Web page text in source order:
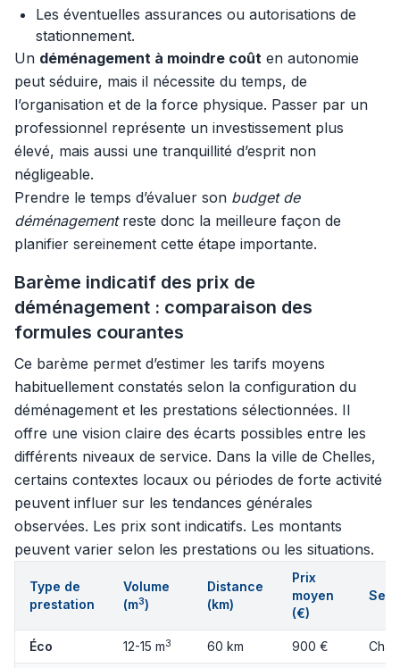
Les éventuelles assurances ou autorisations de
stationnement.
Un déménagement à moindre coût en autonomie
peut séduire, mais il nécessite du temps, de
l’organisation et de la force physique. Passer par un
professionnel représente un investissement plus
élevé, mais aussi une tranquillité d’esprit non
négligeable.
Prendre le temps d’évaluer son budget de
déménagementreste donc la meilleure façon de
planifier sereinement cette étape importante.
Barème indicatif des prix de
déménagement : comparaison des
formules courantes
Ce barème permet d’estimer les tarifs moyens
habituellement constatés selon la configuration du
déménagement et les prestations sélectionnées. Il
offre une vision claire des écarts possibles entre les
différents niveaux de service. Dans la ville de Chelles,
certains contextes locaux ou périodes de forte activité
peuvent influer sur les tendances générales
observées. Les prix sont indicatifs. Les montants
peuvent varier selon les prestations ou les situations.
Type de
prestation
Volume
(m3)
Distance
(km)
Prix
moyen
(€)
Éco 12-15 m3 60 km 900 €